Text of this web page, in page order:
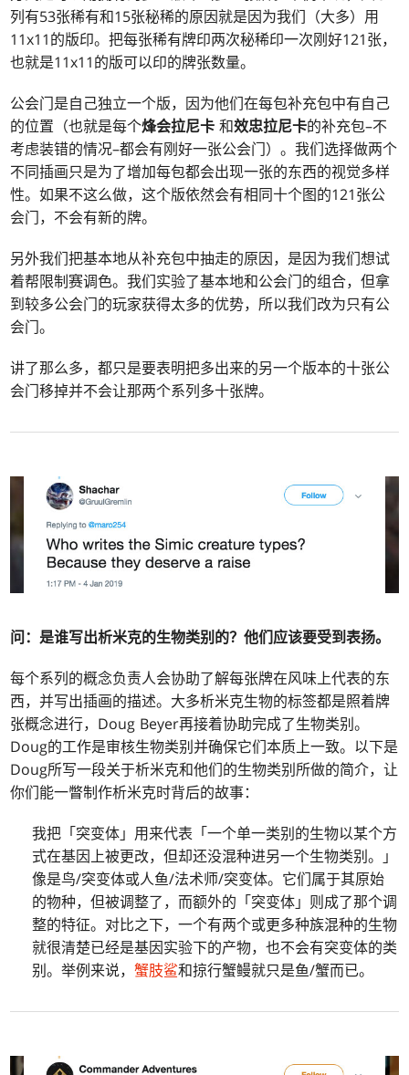
列有53张稀有和15张秘稀的原因就是因为我们（大多）用
11x11的版印。把每张稀有牌印两次秘稀印一次刚好121张，
也就是11x11的版可以印的牌张数量。
公会门是自己独立一个版，因为他们在每包补充包中有自己
的位置（也就是每个烽会拉尼卡和效忠拉尼卡的补充包–不
考虑装错的情况–都会有刚好一张公会门）。我们选择做两个
不同插画只是为了增加每包都会出现一张的东西的视觉多样
性。如果不这么做，这个版依然会有相同十个图的121张公
会门，不会有新的牌。
另外我们把基本地从补充包中抽走的原因，是因为我们想试
着帮限制赛调色。我们实验了基本地和公会门的组合，但拿
到较多公会门的玩家获得太多的优势，所以我们改为只有公
会门。
讲了那么多，都只是要表明把多出来的另一个版本的十张公
会门移掉并不会让那两个系列多十张牌。
问：是谁写出析米克的生物类别的？他们应该要受到表扬。
每个系列的概念负责人会协助了解每张牌在风味上代表的东
西，并写出插画的描述。大多析米克生物的标签都是照着牌
张概念进行，Doug Beyer再接着协助完成了生物类别。
Doug的工作是审核生物类别并确保它们本质上一致。以下是
Doug所写一段关于析米克和他们的生物类别所做的简介，让
你们能一瞥制作析米克时背后的故事：
我把「突变体」用来代表「一个单一类别的生物以某个方
式在基因上被更改，但却还没混种进另一个生物类别。」
像是鸟/突变体或人鱼/法术师/突变体。它们属于其原始
的物种，但被调整了，而额外的「突变体」则成了那个调
整的特征。对比之下，一个有两个或更多种族混种的生物
就很清楚已经是基因实验下的产物，也不会有突变体的类
别。举例来说，蟹肢鲨和掠行蟹鳗就只是鱼/蟹而已。